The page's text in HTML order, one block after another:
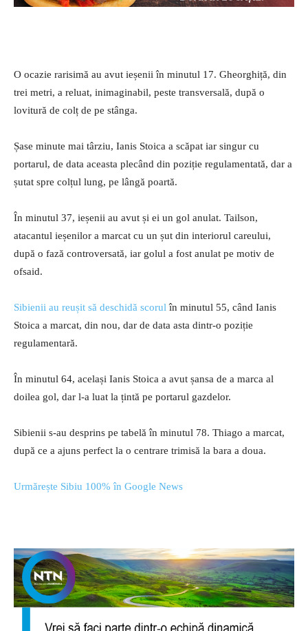
O ocazie rarisimă au avut ieșenii în minutul 17. Gheorghiță, din
trei metri, a reluat, inimaginabil, peste transversală, după o
lovitură de colț de pe stânga.
Șase minute mai târziu, Ianis Stoica a scăpat iar singur cu
portarul, de data aceasta plecând din poziție regulamentată, dar a
șutat spre colțul lung, pe lângă poartă.
În minutul 37, ieșenii au avut și ei un gol anulat. Tailson,
atacantul ieșenilor a marcat cu un șut din interiorul careului,
după o fază controversată, iar golul a fost anulat pe motiv de
ofsaid.
Sibienii au reușit să deschidă scorul în minutul 55, când Ianis
Stoica a marcat, din nou, dar de data asta dintr-o poziție
regulamentară.
În minutul 64, același Ianis Stoica a avut șansa de a marca al
doilea gol, dar l-a luat la țintă pe portarul gazdelor.
Sibienii s-au desprins pe tabelă în minutul 78. Thiago a marcat,
după ce a ajuns perfect la o centrare trimisă la bara a doua.
Urmărește Sibiu 100% în Google News